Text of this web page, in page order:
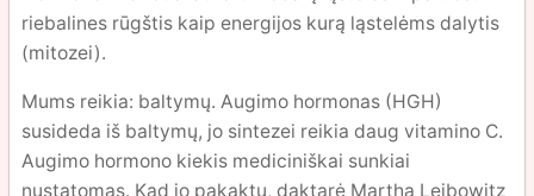
riebalines rūgštis kaip energijos kurą ląstelėms dalytis
(mitozei).
Mums reikia: baltymų. Augimo hormonas (HGH)
susideda iš baltymų, jo sintezei reikia daug vitamino C.
Augimo hormono kiekis mediciniškai sunkiai
nustatomas. Kad jo pakaktų, daktarė Martha Leibowitz